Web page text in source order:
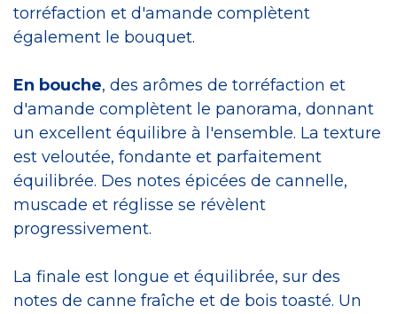
torréfaction et d'amande complètent
également le bouquet.
En bouche, des arômes de torréfaction et
d'amande complètent le panorama, donnant
un excellent équilibre à l'ensemble. La texture
est veloutée, fondante et parfaitement
équilibrée. Des notes épicées de cannelle,
muscade et réglisse se révèlent
progressivement.
La finale est longue et équilibrée, sur des
notes de canne fraîche et de bois toasté. Un